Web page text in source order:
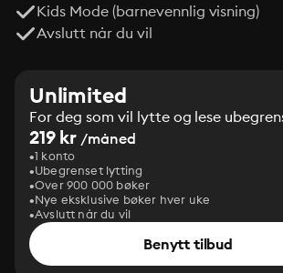
Kids Mode (barnevennlig visning)
Avslutt når du vil
Unlimited
For deg som vil lytte og lese
219 kr /måned
1 konto
Ubegrenset lytting
Over 900 000 bøker
Nye eksklusive bøker hver uke
Avslutt når du vil
Benytt tilbud